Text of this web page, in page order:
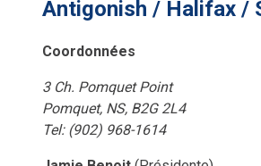
Antigonish / Halifax /
Coordonnées
3 Ch. Pomquet Point
Pomquet, NS, B2G 2L4
Tel: (902) 968-1614